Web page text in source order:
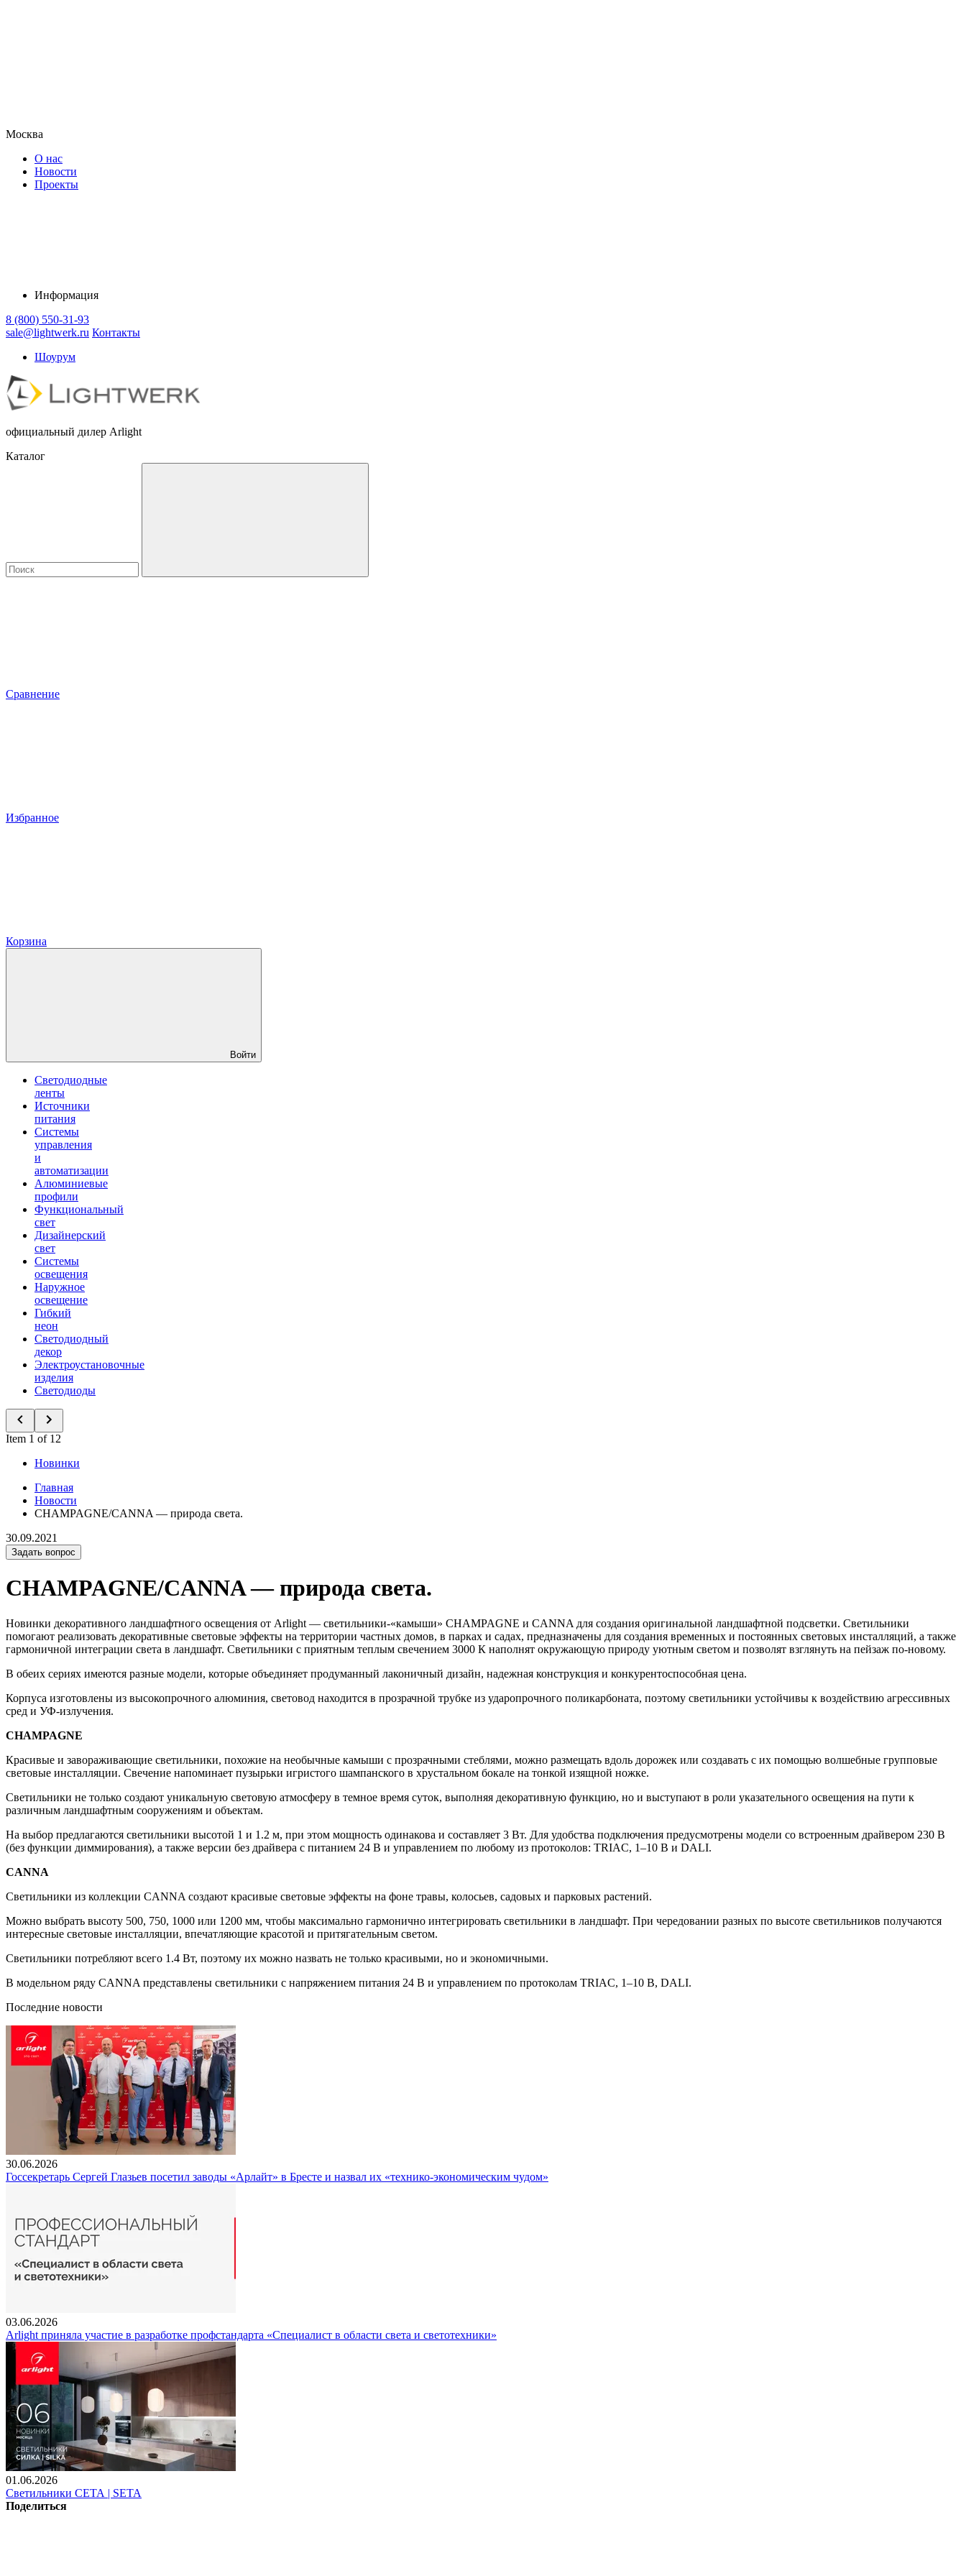
Москва
О нас
Новости
Проекты
Информация
8 (800) 550-31-93
sale@lightwerk.ru Контакты
Шоурум
официальный дилер Arlight
Каталог
Сравнение
Избранное
Корзина
Войти
Светодиодные
ленты
Источники
питания
Системы
управления
и
автоматизации
Алюминиевые
профили
Функциональный
свет
Дизайнерский
свет
Системы
освещения
Наружное
освещение
Гибкий
неон
Светодиодный
декор
Электроустановочные
изделия
Светодиоды
Item 1 of 12
Новинки
Главная
Новости
CHAMPAGNE/CANNA — природа света.
30.09.2021
Задать вопрос
CHAMPAGNE/CANNA — природа света.
Новинки декоративного ландшафтного освещения от Arlight — светильники-«камыши» CHAMPAGNE и CANNA для создания оригинальной ландшафтной подсветки. Светильники
помогают реализовать декоративные световые эффекты на территории частных домов, в парках и садах, предназначены для создания временных и постоянных световых инсталляций, а также
гармоничной интеграции света в ландшафт. Светильники с приятным теплым свечением 3000 К наполнят окружающую природу уютным светом и позволят взглянуть на пейзаж по-новому.
В обеих сериях имеются разные модели, которые объединяет продуманный лаконичный дизайн, надежная конструкция и конкурентоспособная цена.
Корпуса изготовлены из высокопрочного алюминия, световод находится в прозрачной трубке из ударопрочного поликарбоната, поэтому светильники устойчивы к воздействию агрессивных
сред и УФ-излучения.
CHAMPAGNE
Красивые и завораживающие светильники, похожие на необычные камыши с прозрачными стеблями, можно размещать вдоль дорожек или создавать с их помощью волшебные групповые
световые инсталляции. Свечение напоминает пузырьки игристого шампанского в хрустальном бокале на тонкой изящной ножке.
Светильники не только создают уникальную световую атмосферу в темное время суток, выполняя декоративную функцию, но и выступают в роли указательного освещения на пути к
различным ландшафтным сооружениям и объектам.
На выбор предлагаются светильники высотой 1 и 1.2 м, при этом мощность одинакова и составляет 3 Вт. Для удобства подключения предусмотрены модели со встроенным драйвером 230 В
(без функции диммирования), а также версии без драйвера с питанием 24 В и управлением по любому из протоколов: TRIAC, 1–10 В и DALI.
CANNA
Светильники из коллекции CANNA создают красивые световые эффекты на фоне травы, колосьев, садовых и парковых растений.
Можно выбрать высоту 500, 750, 1000 или 1200 мм, чтобы максимально гармонично интегрировать светильники в ландшафт. При чередовании разных по высоте светильников получаются
интересные световые инсталляции, впечатляющие красотой и притягательным светом.
Светильники потребляют всего 1.4 Вт, поэтому их можно назвать не только красивыми, но и экономичными.
В модельном ряду CANNA представлены светильники с напряжением питания 24 В и управлением по протоколам TRIAC, 1–10 В, DALI.
Последние новости
30.06.2026
Госсекретарь Сергей Глазьев посетил заводы «Арлайт» в Бресте и назвал их «технико-экономическим чудом»
03.06.2026
Arlight приняла участие в разработке профстандарта «Специалист в области света и светотехники»
01.06.2026
Светильники СЕТА | SETA
Поделиться